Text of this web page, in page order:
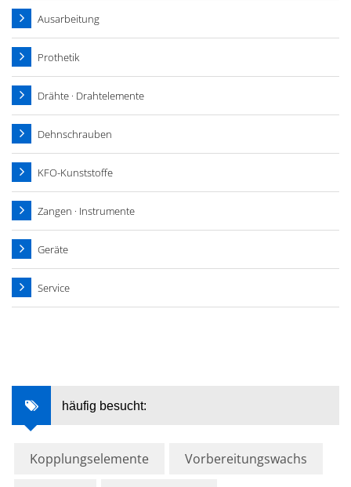
Ausarbeitung
Prothetik
Drähte · Drahtelemente
Dehnschrauben
KFO-Kunststoffe
Zangen · Instrumente
Geräte
Service
häufig besucht:
Kopplungselemente Vorbereitungswachs